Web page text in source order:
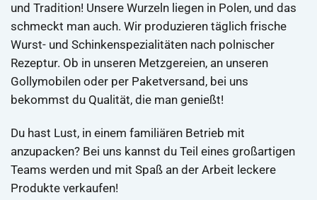
und Tradition! Unsere Wurzeln liegen in Polen, und das
schmeckt man auch. Wir produzieren täglich frische
Wurst- und Schinkenspezialitäten nach polnischer
Rezeptur. Ob in unseren Metzgereien, an unseren
Gollymobilen oder per Paketversand, bei uns
bekommst du Qualität, die man genießt!
Du hast Lust, in einem familiären Betrieb mit
anzupacken? Bei uns kannst du Teil eines großartigen
Teams werden und mit Spaß an der Arbeit leckere
Produkte verkaufen!